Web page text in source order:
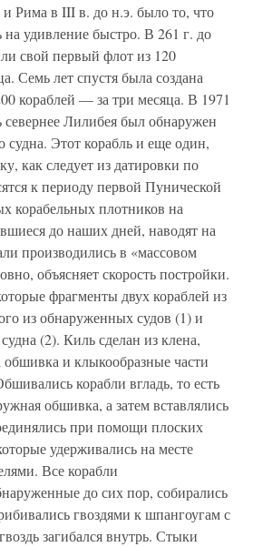
Рима в III в. до н.э. было то, что
на удивление быстро. В 261 г. до
свой первый флот из 120
Семь лет спустя была создана
кораблей — за три месяца. В 1971
севернее Лилибея был обнаружен
судна. Этот корабль и еще один,
как следует из датировки по
к периоду первой Пунической
корабельных плотников на
до наших дней, наводят на
производились в «массовом
объясняет скорость постройки.
фрагменты двух кораблей из
из обнаруженных судов (1) и
(2). Киль сделан из клена,
и клыкообразные части
корабли вгладь, то есть
обшивка, а затем вставлялись
при помощи плоских
удерживались на месте
Все корабли
до сих пор, собирались
гвоздями к шпангоугам с
загибался внутрь. Стыки